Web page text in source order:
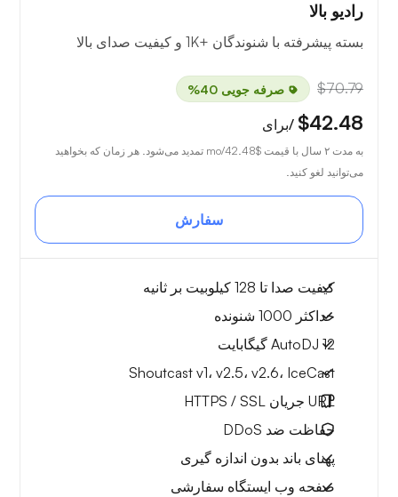
رادیو بالا
بسته پیشرفته با شنوندگان +1K و کیفیت صدای بالا
$70.79 صرفه جویی 40%
$42.48 /برای
به مدت ۲ سال با قیمت $42.48
/mo تمدید می‌شود. هر زمان که بخواهید
می‌توانید لغو کنید.
سفارش
کیفیت صدا تا 128 کیلوبیت بر ثانیه
حداکثر 1000 شنونده
AutoDJ 12 گیگابایت
Shoutcast v1، v2.5، v2.6، IceCast
URL جریان HTTPS / SSL
حفاظت ضد DDoS
پهنای باند بدون اندازه گیری
صفحه وب ایستگاه سفارشی